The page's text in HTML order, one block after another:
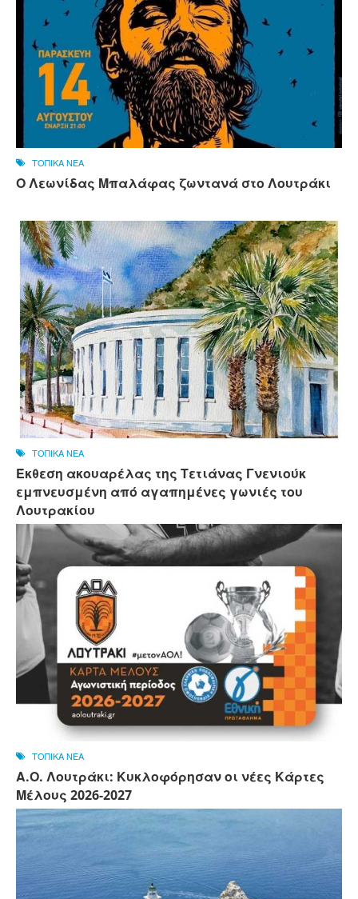
ΤΟΠΙΚΑ ΝΕΑ
Ο Λεωνίδας Μπαλάφας ζωντανά στο Λουτράκι
ΤΟΠΙΚΑ ΝΕΑ
Έκθεση ακουαρέλας της Τετιάνας Γνενιούκ
εμπνευσμένη από αγαπημένες γωνιές του
Λουτρακίου
ΤΟΠΙΚΑ ΝΕΑ
Α.Ο. Λουτράκι: Κυκλοφόρησαν οι νέες Κάρτες
Μέλους 2026-2027